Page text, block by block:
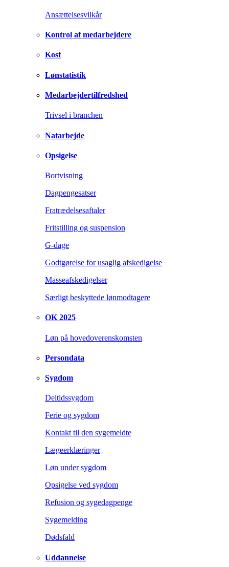
Ansættelsesvilkår
Kontrol af medarbejdere
Kost
Lønstatistik
Medarbejdertilfredshed
Trivsel i branchen
Natarbejde
Opsigelse
Bortvisning
Dagpengesatser
Fratrædelsesaftaler
Fritstilling og suspension
G-dage
Godtgørelse for usaglig afskedigelse
Masseafskedigelser
Særligt beskyttede lønmodtagere
OK 2025
Løn på hovedoverenskomsten
Persondata
Sygdom
Deltidssygdom
Ferie og sygdom
Kontakt til den sygemeldte
Lægeerklæringer
Løn under sygdom
Opsigelse ved sygdom
Refusion og sygedagpenge
Sygemelding
Dødsfald
Uddannelse